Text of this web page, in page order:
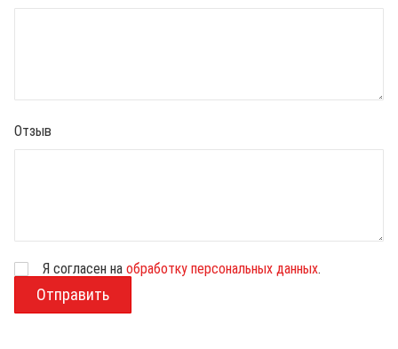
Отзыв
з
Я согласен на обработку персональных данных.